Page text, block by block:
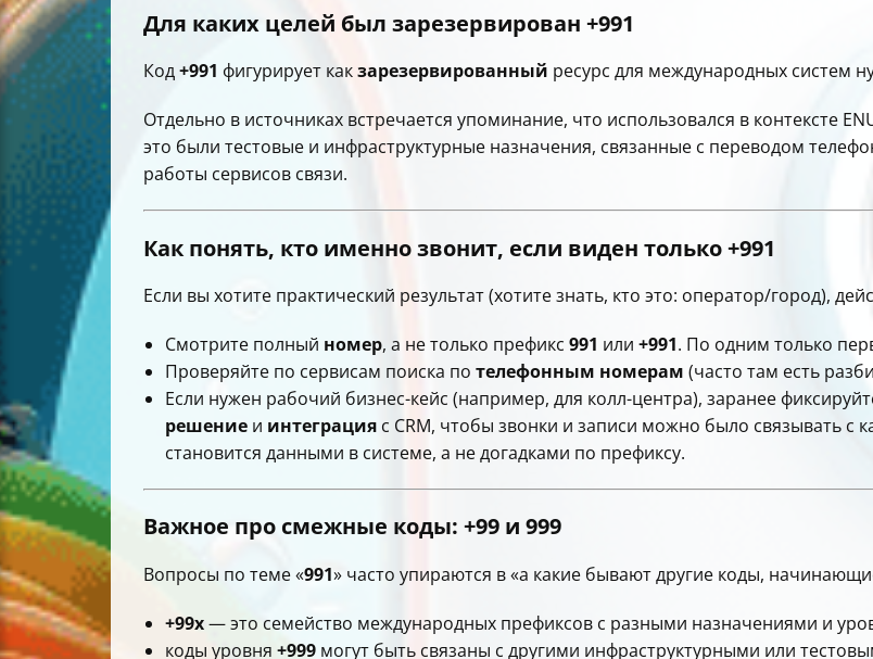
Для каких целей был зарезервирован +991
Код+991 фигурирует какзарезервированный ресурс для международных систем
Отдельно в источниках встречается упоминание, что использовался в контексте
это были тестовые и инфраструктурные назначения, связанные с переводом
работы сервисов связи.
Как понять, кто именно звонит, если виден только+991
Если вы хотите практический результат (хотите знать, кто это: оператор/город),
Смотрите полный номер, а не только префикс 991 или +991. По одним только
Проверяйте по сервисам поиска по телефонным номерам (часто там есть
Если нужен рабочий бизнес-кейс (например, для колл-центра), заранее
решение и интеграция с CRM, чтобы звонки и записи можно было связывать с
становится данными в системе, а не догадками по префиксу.
Важное про смежные коды: +99 и 999
Вопросы по теме «991» часто упираются в «а какие бывают другие коды,
+99x— это семейство международных префиксов с разными назначениями и
коды уровня +999 могут быть связаны с другими инфраструктурными или